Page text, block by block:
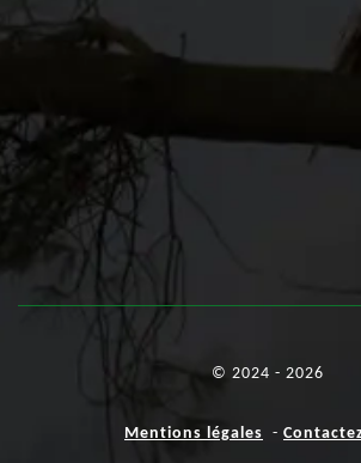
© 2024 - 2026
Mentions légales -